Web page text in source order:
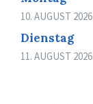
10. AUGUST 2026
Dienstag
11. AUGUST 2026